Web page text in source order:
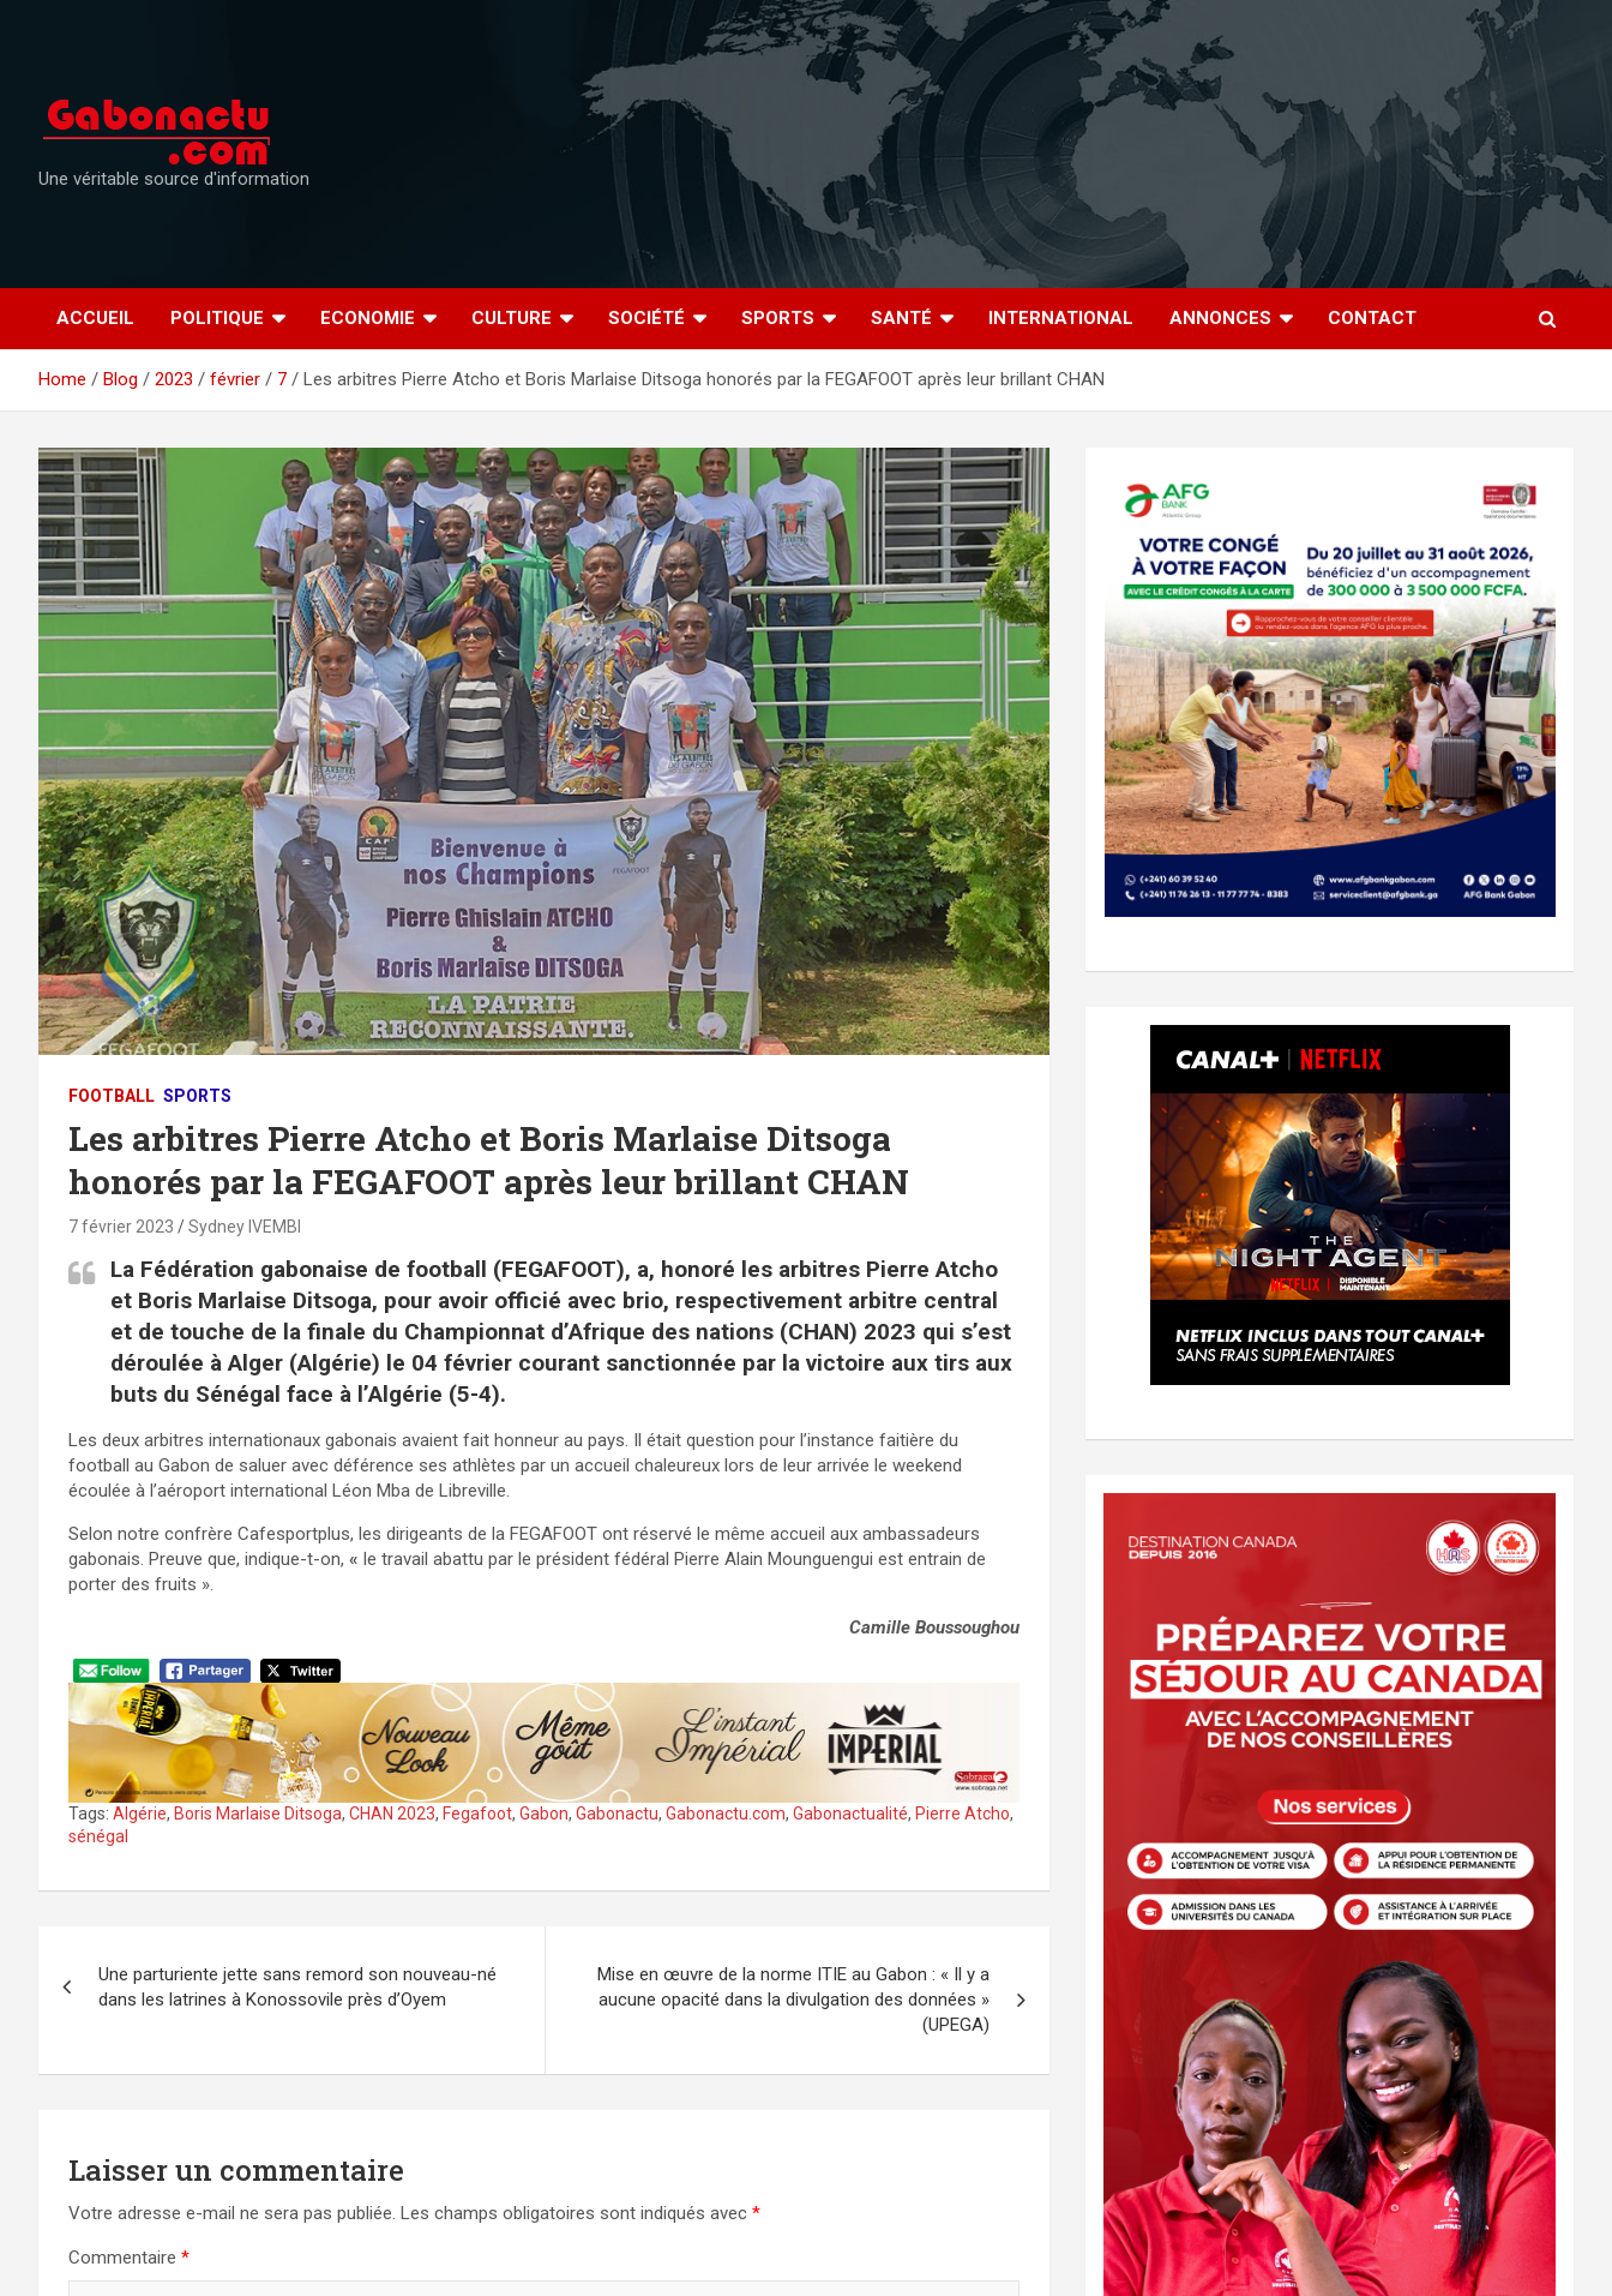
Une véritable source d'information
ACCUEIL POLITIQUE ECONOMIE CULTURE SOCIÉTÉ SPORTS SANTÉ INTERNATIONAL ANNONCES CONTACT
Home Blog 2023 février 7 Les arbitres Pierre Atcho et Boris Marlaise Ditsoga honorés par la FEGAFOOT après leur brillant CHAN
FOOTBALL SPORTS
Les arbitres Pierre Atcho et Boris Marlaise Ditsoga
honorés par la FEGAFOOT après leur brillant CHAN
7 février 2023 Sydney IVEMBI
La Fédération gabonaise de football (FEGAFOOT), a, honoré les arbitres Pierre Atcho
et Boris Marlaise Ditsoga, pour avoir officié avec brio, respectivement arbitre central
et de touche de la finale du Championnat d’Afrique des nations (CHAN) 2023 qui s’est
déroulée à Alger (Algérie) le 04 février courant sanctionnée par la victoire aux tirs aux
buts du Sénégal face à l’Algérie (5-4).
Les deux arbitres internationaux gabonais avaient fait honneur au pays. Il était question pour l’instance faitière du
football au Gabon de saluer avec déférence ses athlètes par un accueil chaleureux lors de leur arrivée le weekend
écoulée à l’aéroport international Léon Mba de Libreville.
Selon notre confrère Cafesportplus, les dirigeants de la FEGAFOOT ont réservé le même accueil aux ambassadeurs
gabonais. Preuve que, indique-t-on, « le travail abattu par le président fédéral Pierre Alain Mounguengui est entrain de
porter des fruits ».
Camille Boussoughou
Tags: Algérie, Boris Marlaise Ditsoga, CHAN 2023, Fegafoot, Gabon, Gabonactu, Gabonactu.com, Gabonactualité, Pierre Atcho,
sénégal
de
Une parturiente jette sans remord son nouveau-né
dans les latrines à Konossovile près d’Oyem
Mise en œuvre de la norme ITIE au Gabon : « Il y a
aucune opacité dans la divulgation des données »
(UPEGA)
Laisser un commentaire
Votre adresse e-mail ne sera pas publiée. Les champs obligatoires sont indiqués avec *
Commentaire *